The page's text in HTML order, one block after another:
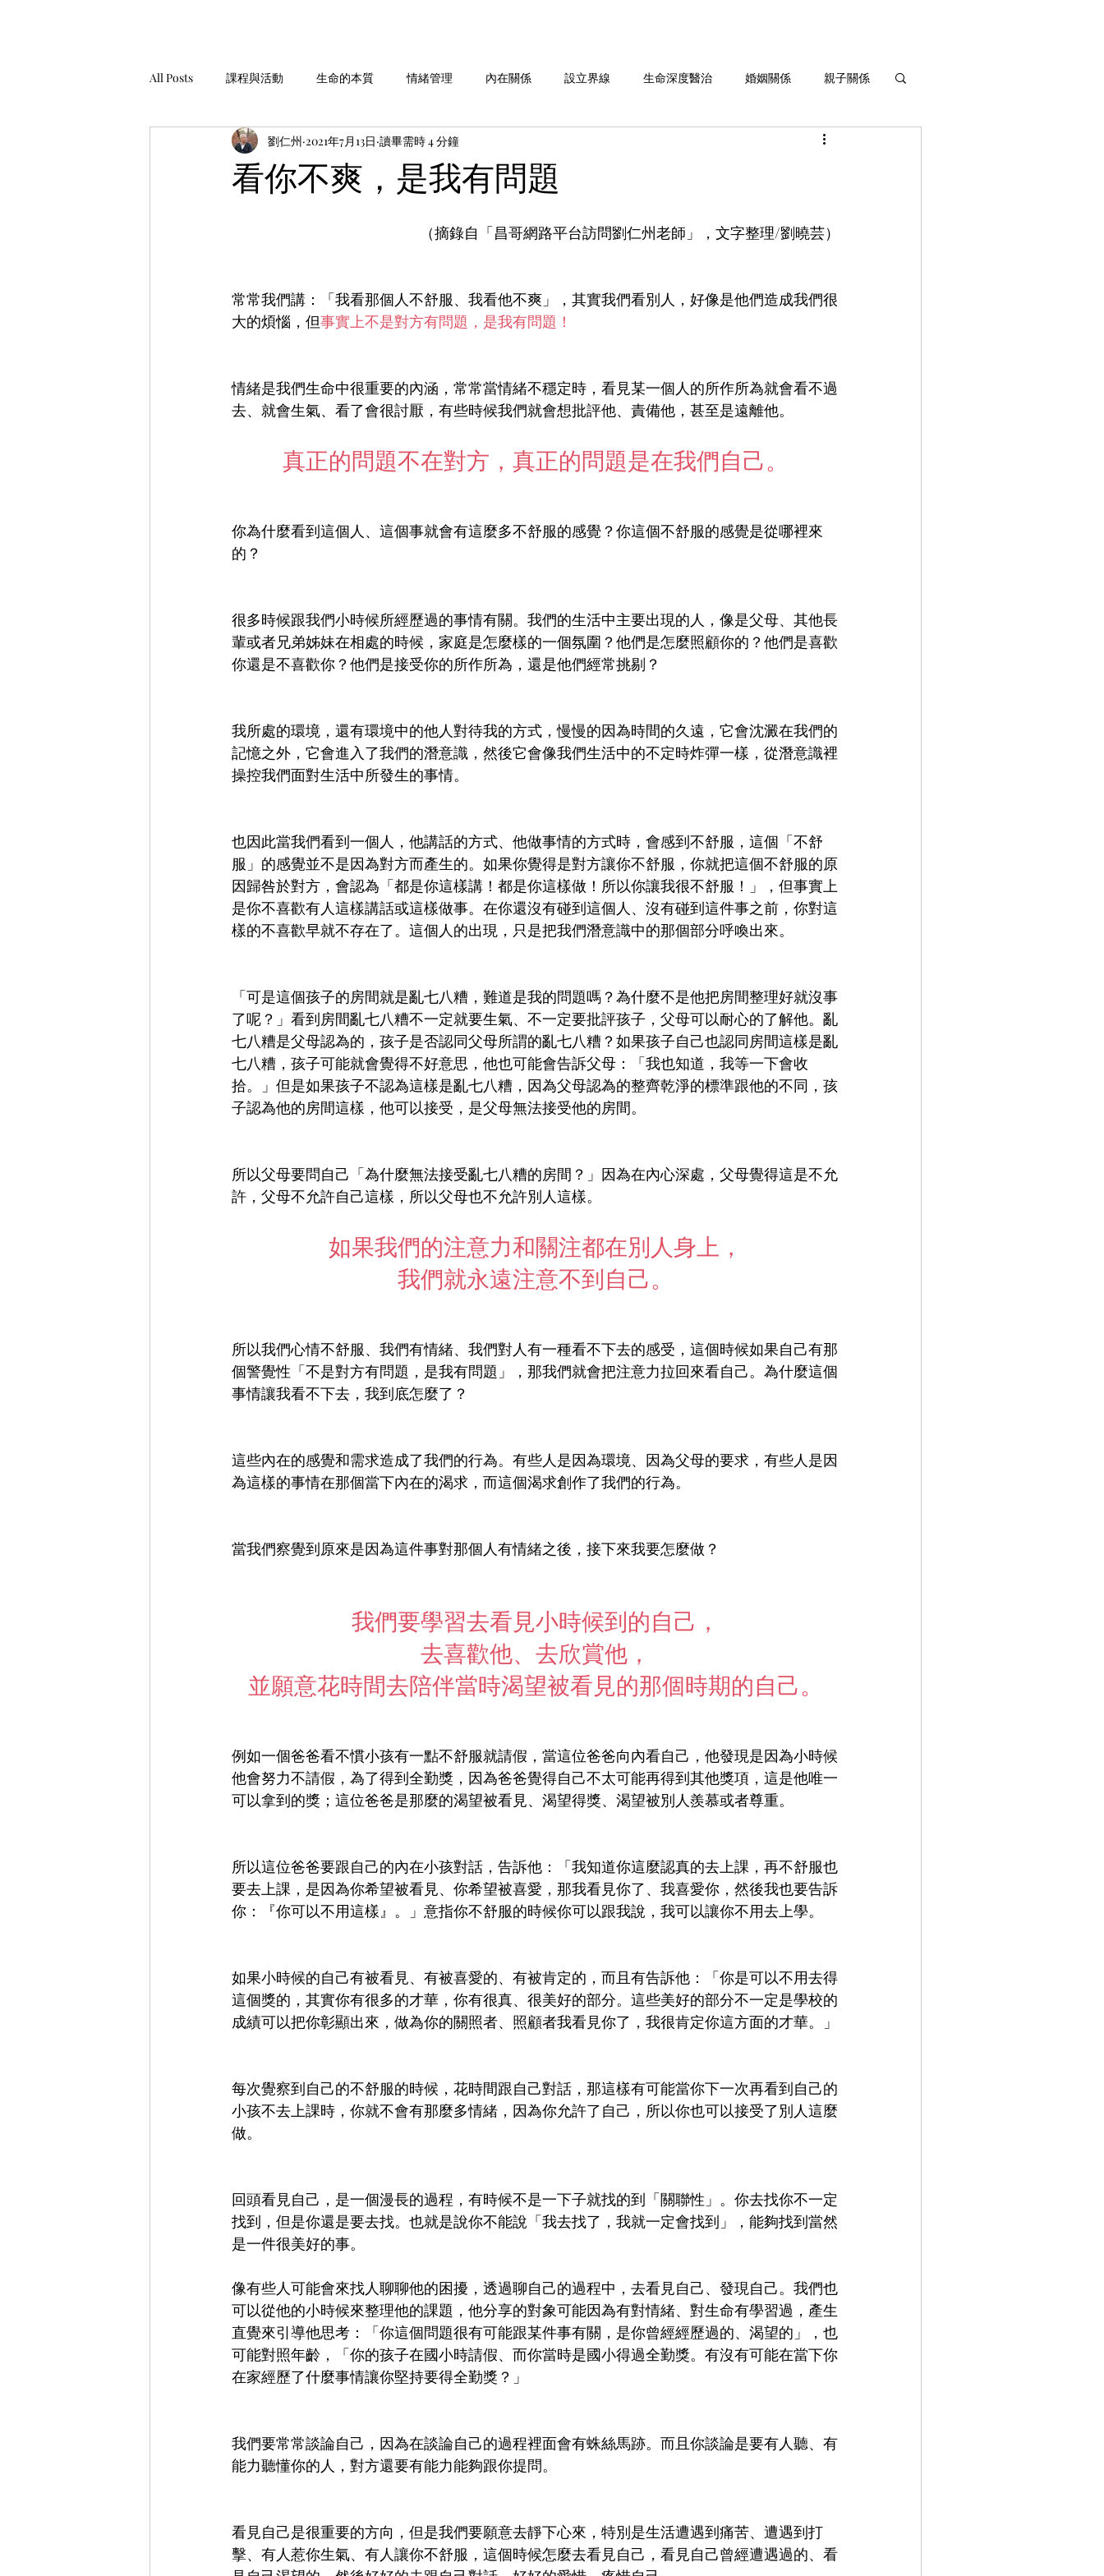
All Posts 課程與活動 生命的本質 情緒管理 內在關係 設立界線 生命深度醫治 婚姻關係 親子關係
工作與金錢 生命故事分享 劉老師說 系列 生命灌溉與成長
看你不爽，是我有問題
劉仁州 2021年7月13日 讀畢需時 4 分鐘
（摘錄自「昌哥網路平台訪問劉仁州老師」，文字整理/劉曉芸）
常常我們講：「我看那個人不舒服、我看他不爽」，其實我們看別人，好像是他們造成我們很
大的煩惱，但事實上不是對方有問題，是我有問題！
情緒是我們生命中很重要的內涵，常常當情緒不穩定時，看見某一個人的所作所為就會看不過
去、就會生氣、看了會很討厭，有些時候我們就會想批評他、責備他，甚至是遠離他。
真正的問題不在對方，真正的問題是在我們自己。
你為什麼看到這個人、這個事就會有這麼多不舒服的感覺？你這個不舒服的感覺是從哪裡來
的？
很多時候跟我們小時候所經歷過的事情有關。我們的生活中主要出現的人，像是父母、其他長
輩或者兄弟姊妹在相處的時候，家庭是怎麼樣的一個氛圍？他們是怎麼照顧你的？他們是喜歡
你還是不喜歡你？他們是接受你的所作所為，還是他們經常挑剔？
我所處的環境，還有環境中的他人對待我的方式，慢慢的因為時間的久遠，它會沈澱在我們的
記憶之外，它會進入了我們的潛意識，然後它會像我們生活中的不定時炸彈一樣，從潛意識裡
操控我們面對生活中所發生的事情。
也因此當我們看到一個人，他講話的方式、他做事情的方式時，會感到不舒服，這個「不舒
服」的感覺並不是因為對方而產生的。如果你覺得是對方讓你不舒服，你就把這個不舒服的原
因歸咎於對方，會認為「都是你這樣講！都是你這樣做！所以你讓我很不舒服！」，但事實上
是你不喜歡有人這樣講話或這樣做事。在你還沒有碰到這個人、沒有碰到這件事之前，你對這
樣的不喜歡早就不存在了。這個人的出現，只是把我們潛意識中的那個部分呼喚出來。
「可是這個孩子的房間就是亂七八糟，難道是我的問題嗎？為什麼不是他把房間整理好就沒事
了呢？」看到房間亂七八糟不一定就要生氣、不一定要批評孩子，父母可以耐心的了解他。亂
七八糟是父母認為的，孩子是否認同父母所謂的亂七八糟？如果孩子自己也認同房間這樣是亂
七八糟，孩子可能就會覺得不好意思，他也可能會告訴父母：「我也知道，我等一下會收
拾。」但是如果孩子不認為這樣是亂七八糟，因為父母認為的整齊乾淨的標準跟他的不同，孩
子認為他的房間這樣，他可以接受，是父母無法接受他的房間。
所以父母要問自己「為什麼無法接受亂七八糟的房間？」因為在內心深處，父母覺得這是不允
許，父母不允許自己這樣，所以父母也不允許別人這樣。
如果我們的注意力和關注都在別人身上，
我們就永遠注意不到自己。
所以我們心情不舒服、我們有情緒、我們對人有一種看不下去的感受，這個時候如果自己有那
個警覺性「不是對方有問題，是我有問題」，那我們就會把注意力拉回來看自己。為什麼這個
事情讓我看不下去，我到底怎麼了？
這些內在的感覺和需求造成了我們的行為。有些人是因為環境、因為父母的要求，有些人是因
為這樣的事情在那個當下內在的渴求，而這個渴求創作了我們的行為。
當我們察覺到原來是因為這件事對那個人有情緒之後，接下來我要怎麼做？
我們要學習去看見小時候到的自己，
去喜歡他、去欣賞他，
並願意花時間去陪伴當時渴望被看見的那個時期的自己。
例如一個爸爸看不慣小孩有一點不舒服就請假，當這位爸爸向內看自己，他發現是因為小時候
他會努力不請假，為了得到全勤獎，因為爸爸覺得自己不太可能再得到其他獎項，這是他唯一
可以拿到的獎；這位爸爸是那麼的渴望被看見、渴望得獎、渴望被別人羨慕或者尊重。
所以這位爸爸要跟自己的內在小孩對話，告訴他：「我知道你這麼認真的去上課，再不舒服也
要去上課，是因為你希望被看見、你希望被喜愛，那我看見你了、我喜愛你，然後我也要告訴
你：『你可以不用這樣』。」意指你不舒服的時候你可以跟我說，我可以讓你不用去上學。
如果小時候的自己有被看見、有被喜愛的、有被肯定的，而且有告訴他：「你是可以不用去得
這個獎的，其實你有很多的才華，你有很真、很美好的部分。這些美好的部分不一定是學校的
成績可以把你彰顯出來，做為你的關照者、照顧者我看見你了，我很肯定你這方面的才華。」
每次覺察到自己的不舒服的時候，花時間跟自己對話，那這樣有可能當你下一次再看到自己的
小孩不去上課時，你就不會有那麼多情緒，因為你允許了自己，所以你也可以接受了別人這麼
做。
回頭看見自己，是一個漫長的過程，有時候不是一下子就找的到「關聯性」。你去找你不一定
找到，但是你還是要去找。也就是說你不能說「我去找了，我就一定會找到」，能夠找到當然
是一件很美好的事。
像有些人可能會來找人聊聊他的困擾，透過聊自己的過程中，去看見自己、發現自己。我們也
可以從他的小時候來整理他的課題，他分享的對象可能因為有對情緒、對生命有學習過，產生
直覺來引導他思考：「你這個問題很有可能跟某件事有關，是你曾經經歷過的、渴望的」，也
可能對照年齡，「你的孩子在國小時請假、而你當時是國小得過全勤獎。有沒有可能在當下你
在家經歷了什麼事情讓你堅持要得全勤獎？」
我們要常常談論自己，因為在談論自己的過程裡面會有蛛絲馬跡。而且你談論是要有人聽、有
能力聽懂你的人，對方還要有能力能夠跟你提問。
看見自己是很重要的方向，但是我們要願意去靜下心來，特別是生活遭遇到痛苦、遭遇到打
擊、有人惹你生氣、有人讓你不舒服，這個時候怎麼去看見自己，看見自己曾經遭遇過的、看